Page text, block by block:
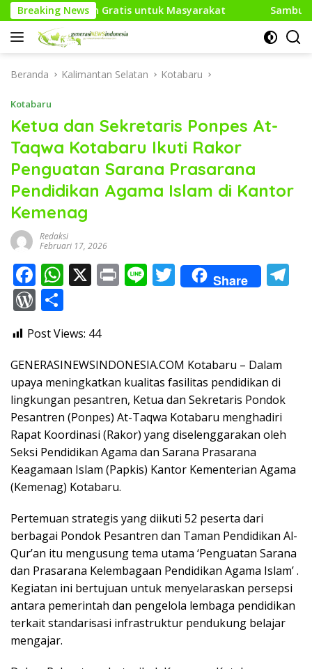
Langsung
ke
konten
Breaking News
untuk Masyarakat Sambut HUT RI Ke-81, Media
Beranda Kalimantan Selatan Kotabaru
Kotabaru
Ketua dan Sekretaris Ponpes At-
Taqwa Kotabaru Ikuti Rakor
Penguatan Sarana Prasarana
Pendidikan Agama Islam di Kantor
Kemenag
Redaksi
Februari 17, 2026
F
ac
e
b
o
o
k
W
s
A
p
p
X Pr Li T
w
Share
W
or
d
Pr
e
ss
ar
e
Post Views: 44
GENERASINEWSINDONESIA.COM ​Kotabaru – Dalam
upaya meningkatkan kualitas fasilitas pendidikan di
lingkungan pesantren, Ketua dan Sekretaris Pondok
Pesantren (Ponpes) At-Taqwa Kotabaru menghadiri
Rapat Koordinasi (Rakor) yang diselenggarakan oleh
Seksi Pendidikan Agama dan Sarana Prasarana
Keagamaan Islam (Papkis) Kantor Kementerian Agama
(Kemenag) Kotabaru.
​Pertemuan strategis yang diikuti 52 peserta dari
berbagai Pondok Pesantren dan Taman Pendidikan Al-
Qur’an itu mengusung tema utama ‘Penguatan Sarana
dan Prasarana Kelembagaan Pendidikan Agama Islam’ .
Kegiatan ini bertujuan untuk menyelaraskan persepsi
antara pemerintah dan pengelola lembaga pendidikan
terkait standarisasi infrastruktur pendukung belajar
mengajar.